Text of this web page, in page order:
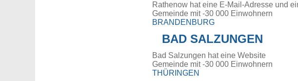
Rathenow hat eine E-Mail-Adresse und
Gemeinde mit -30 000 Einwohnern
BRANDENBURG
BAD SALZUNGEN
Bad Salzungen hat eine Website
Gemeinde mit -30 000 Einwohnern
THÜRINGEN